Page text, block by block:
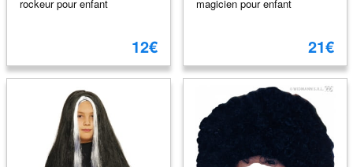
rockeur pour enfant
12€
magicien pour enfant
21€